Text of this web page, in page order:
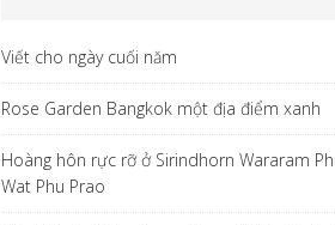
Viết cho ngày cuối năm
Rose Garden Bangkok một địa điểm xanh
Hoàng hôn rực rỡ ở Sirindhorn Wararam
Wat Phu Prao